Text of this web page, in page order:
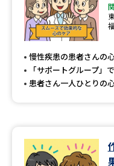
慢性疾患の患者さんの
「サポートグループ」
患者さん一人ひとりの